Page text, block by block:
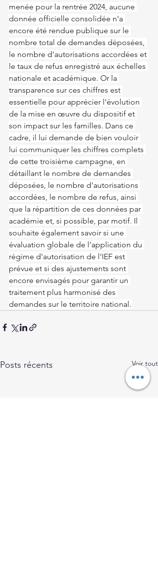
menée pour la rentrée 2024, aucune
donnée officielle consolidée n'a
encore été rendue publique sur le
nombre total de demandes déposées,
le nombre d'autorisations accordées et
le taux de refus enregistré aux échelles
nationale et académique. Or la
transparence sur ces chiffres est
essentielle pour apprécier l'évolution
de la mise en œuvre du dispositif et
son impact sur les familles. Dans ce
cadre, il lui demande de bien vouloir
lui communiquer les chiffres complets
de cette troisième campagne, en
détaillant le nombre de demandes
déposées, le nombre d'autorisations
accordées, le nombre de refus, ainsi
que la répartition de ces données par
académie et, si possible, par motif. Il
souhaite également savoir si une
évaluation globale de l'application du
régime d'autorisation de l'IEF est
prévue et si des ajustements sont
encore envisagés pour garantir un
traitement plus harmonisé des
demandes sur le territoire national.
Posts récents Voir tout